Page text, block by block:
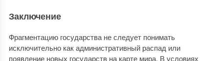
Заключение
Фрагментацию государства не следует понимать
исключительно как административный распад или
появление новых государств на карте мира. В условиях